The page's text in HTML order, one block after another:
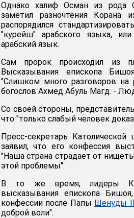
Однако халиф Осман из рода
заметил разночтения Корана
распорядился
"курейш" арабского языка,
арабский язык.
Сам пророк происходил из
Высказывания епископа
"Слишком много разговоров на
богослов Ахмед Абуль Магд. -
Со своей стороны,
что "только слабый человек
Пресс-секретарь
заявил, что его конфессия
"Наша страна страдает от
этой проблемы".
В то же время, лидеры
высказывания епископа
конфессии после Папы Шенуды
доброй воли".